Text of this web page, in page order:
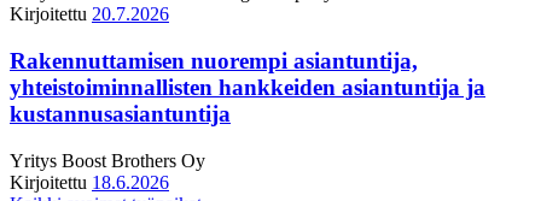
Kirjoitettu 20.7.2026
Rakennuttamisen nuorempi asiantuntija,
yhteistoiminnallisten hankkeiden asiantuntija ja
kustannusasiantuntija
Yritys Boost Brothers Oy
Kirjoitettu 18.6.2026